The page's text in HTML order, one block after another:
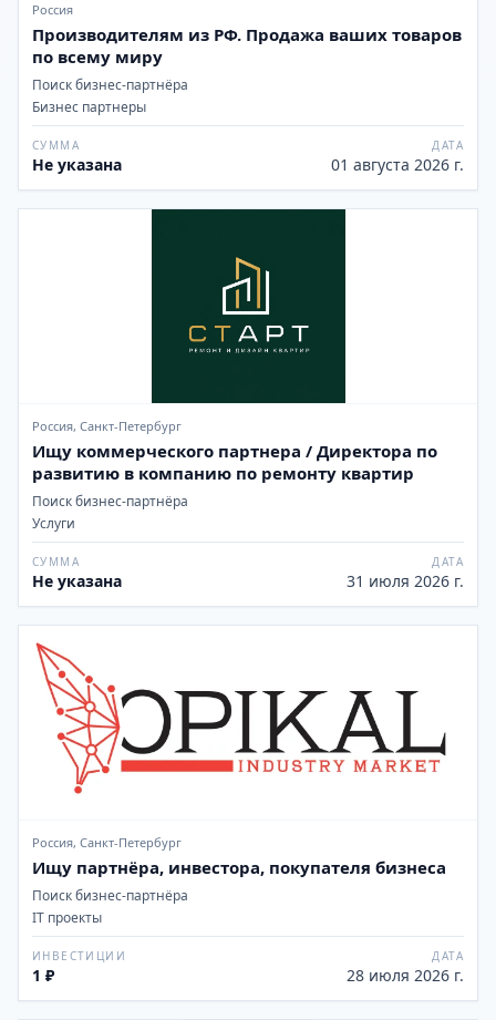
Россия
Производителям из РФ. Продажа ваших товаров
по всему миру
Поиск бизнес-партнёра
Бизнес партнеры
СУММА
Не указана
ДАТА
01 августа 2026 г.
Россия, Санкт-Петербург
Ищу коммерческого партнера / Директора по
развитию в компанию по ремонту квартир
Поиск бизнес-партнёра
Услуги
СУММА
Не указана
ДАТА
31 июля 2026 г.
Россия, Санкт-Петербург
Ищу партнёра, инвестора, покупателя бизнеса
Поиск бизнес-партнёра
IT проекты
ИНВЕСТИЦИИ
1 ₽
ДАТА
28 июля 2026 г.